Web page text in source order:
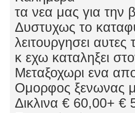
τα νεα μας για την
Δυστυχως το
λειτουργησει αυτες
κ εχω καταληξει
Μεταξοχωρι ενα
Ομορφος ξενωνας
Δικλινα € 60,00+ €